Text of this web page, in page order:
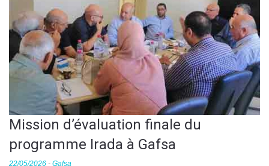
Mission d’évaluation finale du
programme Irada à Gafsa
22/05/2026 - Gafsa